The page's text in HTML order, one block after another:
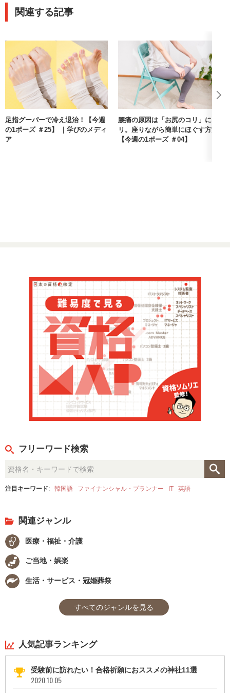
関連する記事
足指グーパーで冷え退治！【今週
の1ポーズ ＃25】 ｜学びのメディ
ア
腰痛の原因は「お尻のコリ」にア
リ。座りながら簡単にほぐす方法
【今週の1ポーズ ＃04】
フリーワード検索
注目キーワード: 韓国語 ファイナンシャル・プランナー IT 英語
関連ジャンル
医療・福祉・介護
ご当地・娯楽
生活・サービス・冠婚葬祭
すべてのジャンルを見る
人気記事ランキング
受験前に訪れたい！合格祈願におススメの神社11選
2020.10.05